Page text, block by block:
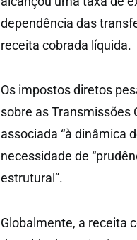
dependência das
receita cobrada líquida.
Os impostos diretos
sobre as Transmissões
associada “à dinâmica
necessidade de
estrutural”.
Globalmente, a receita